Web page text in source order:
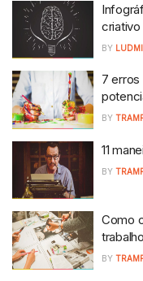
criativo
BY
7 erros
BY
11
BY
Como
BY